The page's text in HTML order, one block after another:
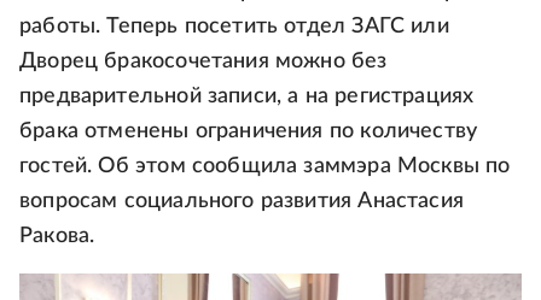
работы. Теперь посетить отдел ЗАГС или
Дворец бракосочетания можно без
предварительной записи, а на регистрациях
брака отменены ограничения по количеству
гостей. Об этом сообщила заммэра Москвы по
вопросам социального развития Анастасия
Ракова.